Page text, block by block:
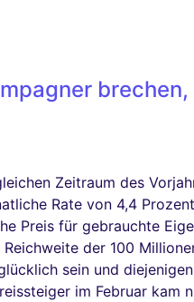
Zeitraum des
Rate von 4,4
Preis für gebrauchte
der 100
sein und
im Februar kam